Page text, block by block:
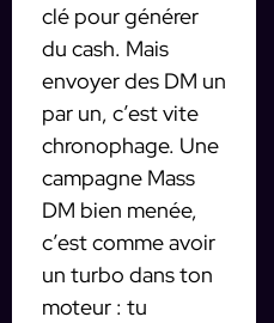
clé pour générer
du cash. Mais
envoyer des DM un
par un, c’est vite
chronophage. Une
campagne Mass
DM bien menée,
c’est comme avoir
un turbo dans ton
moteur : tu